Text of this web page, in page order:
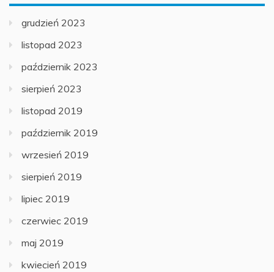
grudzień 2023
listopad 2023
październik 2023
sierpień 2023
listopad 2019
październik 2019
wrzesień 2019
sierpień 2019
lipiec 2019
czerwiec 2019
maj 2019
kwiecień 2019